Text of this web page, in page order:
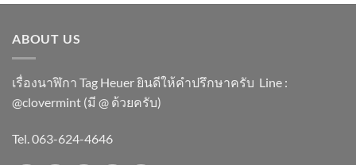
ABOUT US
เรื่องนาฬิกา Tag Heuer ยินดีให้คำปรึกษาครับ ​Line :
@clovermint (มี @ ด้วยครับ)
Tel. 063-624-4646